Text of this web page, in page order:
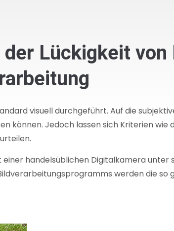
Lückigkeit
visuell durchgeführt. Auf die
können. Jedoch lassen sich Kriterien wie
handelsüblichen Digitalkamera
werden die so